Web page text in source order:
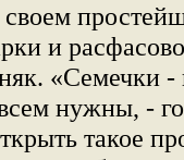
своем
и
«Семечки -
нужны, -
такое